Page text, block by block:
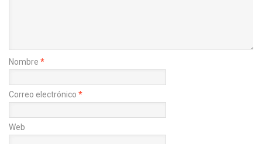
Nombre *
Correo electrónico *
Web